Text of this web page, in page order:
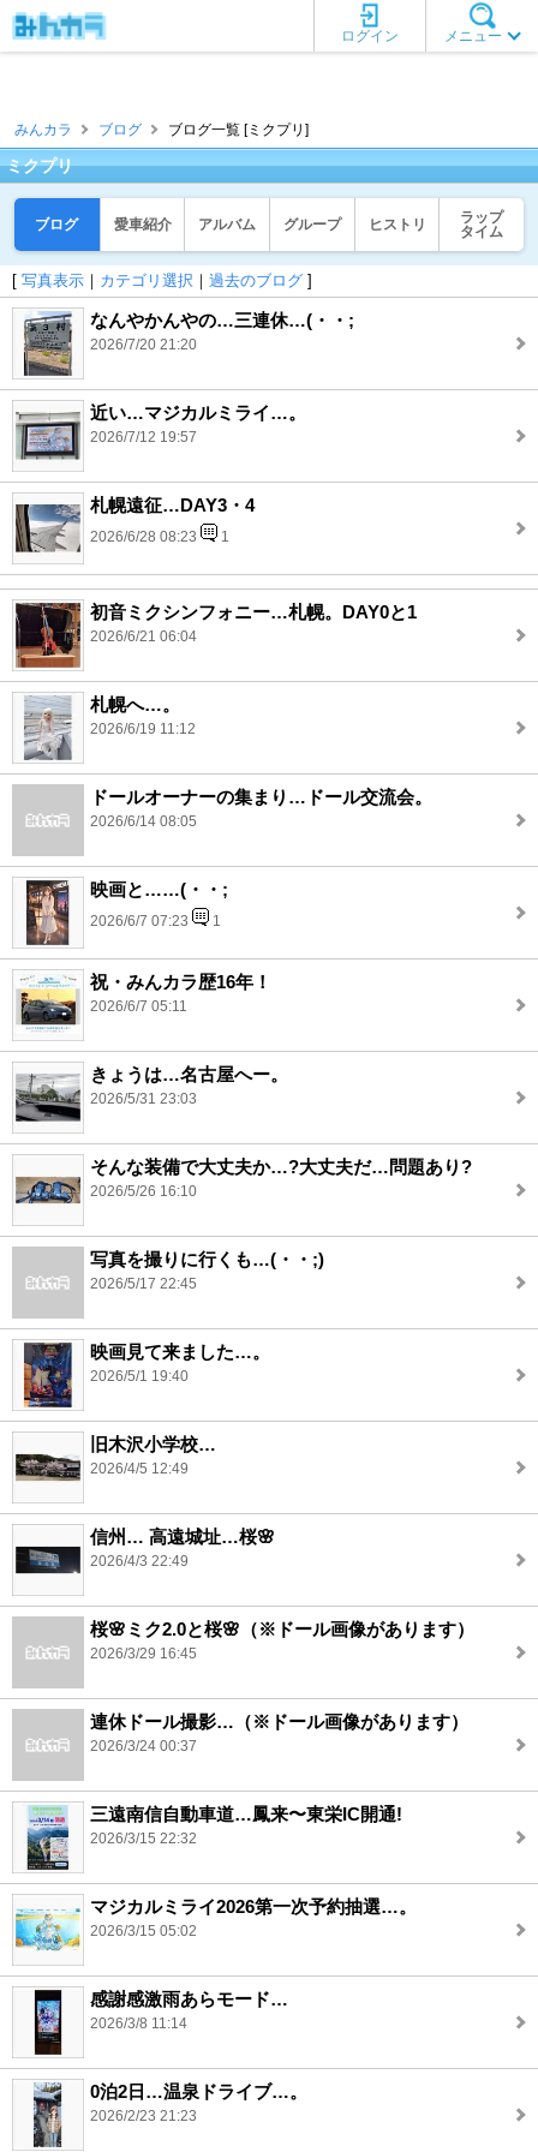
メニュー
ログイン
みんカラ ブログ ブログ一覧 [ミクプリ]
ミクプリ
ブログ 愛車紹介 アルバム グループ ヒストリ
ラップ
タイム
[ 写真表示 ｜ カテゴリ選択 ｜ 過去のブログ ]
なんやかんやの…三連休…(・・;
2026/7/20 21:20
近い…マジカルミライ…。
2026/7/12 19:57
札幌遠征…DAY3・4
2026/6/28 08:23 1
初音ミクシンフォニー…札幌。DAY0と1
2026/6/21 06:04
札幌へ…。
2026/6/19 11:12
ドールオーナーの集まり…ドール交流会。
2026/6/14 08:05
映画と……(・・;
2026/6/7 07:23 1
祝・みんカラ歴16年！
2026/6/7 05:11
きょうは…名古屋へー。
2026/5/31 23:03
そんな装備で大丈夫か…?大丈夫だ…問題あり?
2026/5/26 16:10
写真を撮りに行くも…(・・;)
2026/5/17 22:45
映画見て来ました…。
2026/5/1 19:40
旧木沢小学校…
2026/4/5 12:49
信州… 高遠城址…桜🌸
2026/4/3 22:49
桜🌸ミク2.0と桜🌸（※ドール画像があります）
2026/3/29 16:45
連休ドール撮影…（※ドール画像があります）
2026/3/24 00:37
三遠南信自動車道…鳳来〜東栄IC開通!
2026/3/15 22:32
マジカルミライ2026第一次予約抽選…。
2026/3/15 05:02
感謝感激雨あらモード…
2026/3/8 11:14
0泊2日…温泉ドライブ…。
2026/2/23 21:23